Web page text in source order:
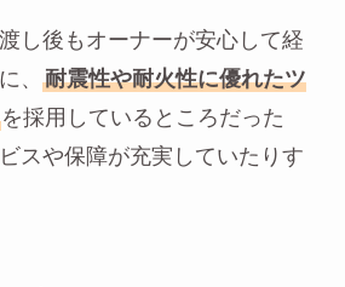
し後もオーナーが安心して経
、
耐震性や耐火性に優れたツ
を採用しているところだった
スや保障が充実していたりす